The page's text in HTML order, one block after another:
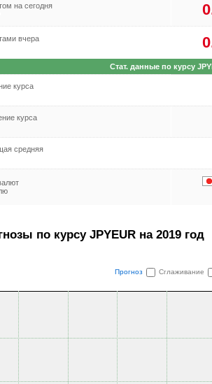
на сегодня
вчера
Стат. данные по курсу
курса
курса
средняя
по курсу JPYEUR на 2019 год
Прогноз Сглаживание